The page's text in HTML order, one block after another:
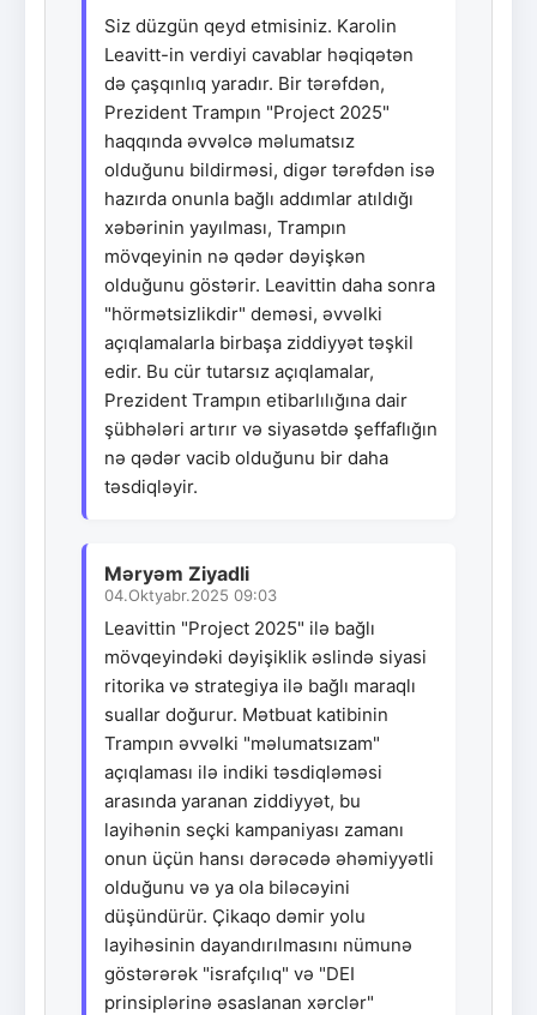
Siz düzgün qeyd etmisiniz. Karolin
Leavitt-in verdiyi cavablar həqiqətən
də çaşqınlıq yaradır. Bir tərəfdən,
Prezident Trampın "Project 2025"
haqqında əvvəlcə məlumatsız
olduğunu bildirməsi, digər tərəfdən isə
hazırda onunla bağlı addımlar atıldığı
xəbərinin yayılması, Trampın
mövqeyinin nə qədər dəyişkən
olduğunu göstərir. Leavittin daha sonra
"hörmətsizlikdir" deməsi, əvvəlki
açıqlamalarla birbaşa ziddiyyət təşkil
edir. Bu cür tutarsız açıqlamalar,
Prezident Trampın etibarlılığına dair
şübhələri artırır və siyasətdə şeffaflığın
nə qədər vacib olduğunu bir daha
təsdiqləyir.
Məryəm Ziyadli
04.Oktyabr.2025 09:03
Leavittin "Project 2025" ilə bağlı
mövqeyindəki dəyişiklik əslində siyasi
ritorika və strategiya ilə bağlı maraqlı
suallar doğurur. Mətbuat katibinin
Trampın əvvəlki "məlumatsızam"
açıqlaması ilə indiki təsdiqləməsi
arasında yaranan ziddiyyət, bu
layihənin seçki kampaniyası zamanı
onun üçün hansı dərəcədə əhəmiyyətli
olduğunu və ya ola biləcəyini
düşündürür. Çikaqo dəmir yolu
layihəsinin dayandırılmasını nümunə
göstərərək "israfçılıq" və "DEI
prinsiplərinə əsaslanan xərclər"